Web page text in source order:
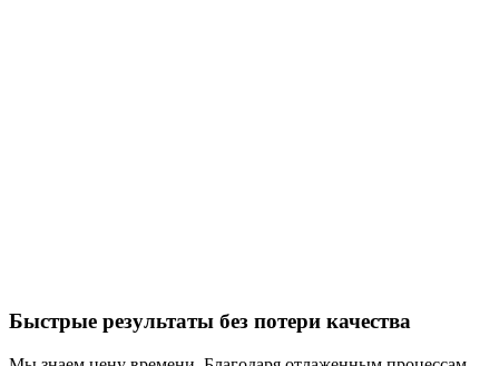
Быстрые результаты без потери качества